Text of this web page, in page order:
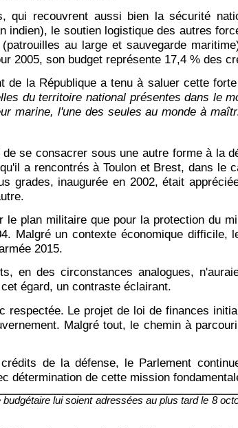
recouvrent aussi bien la sécurité
indien), le soutien logistique des autres
au large et sauvegarde
2005, son budget représente 17,4 % des
de la République a tenu à saluer cette
du territoire national présentes dans le
marine, l'une des seules au monde à
se consacrer sous une autre forme à la
a rencontrés à Toulon et Brest, dans le
grades, inaugurée en 2002, était
plan militaire que pour la protection du
Malgré un contexte économique
2015.
en des circonstances analogues,
égard, un contraste éclairant.
respectée. Le projet de loi de finances
Malgré tout, le chemin à
de la défense, le Parlement
détermination de cette mission
lui soient adressées au plus tard le 8